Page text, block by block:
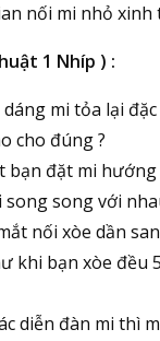
nối mi nhỏ xinh
1 Nhíp ) :
mi tỏa lại
cho đúng ?
bạn đặt mi
song song với
nối xòe dần
khi bạn xòe đều
diễn đàn mi thì